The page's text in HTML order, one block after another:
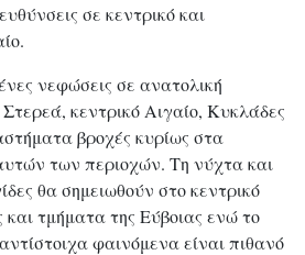
σε κεντρικό και
νεφώσεις σε ανατολική
κεντρικό Αιγαίο, Κυκλάδες
βροχές κυρίως στα
των περιοχών. Τη νύχτα και
θα σημειωθούν στο κεντρικό
τμήματα της Εύβοιας ενώ το
φαινόμενα είναι πιθανό